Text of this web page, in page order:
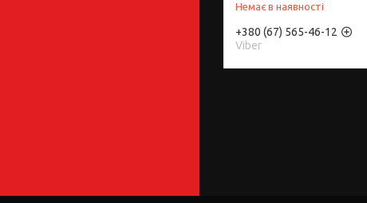
Немає в наявності
+380 (67) 565-46-12
Viber